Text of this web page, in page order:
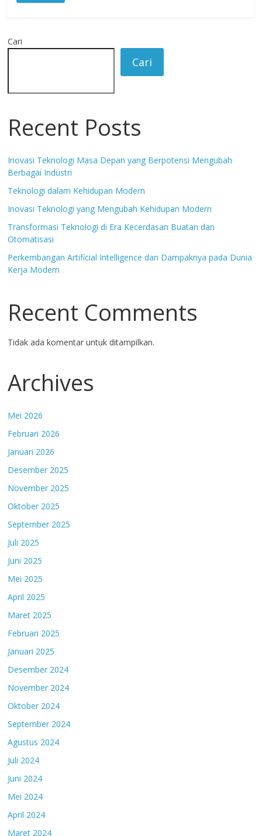
Cari
Cari
Recent Posts
Inovasi Teknologi Masa Depan yang Berpotensi Mengubah
Berbagai Industri
Teknologi dalam Kehidupan Modern
Inovasi Teknologi yang Mengubah Kehidupan Modern
Transformasi Teknologi di Era Kecerdasan Buatan dan
Otomatisasi
Perkembangan Artificial Intelligence dan Dampaknya pada Dunia
Kerja Modern
Recent Comments
Tidak ada komentar untuk ditampilkan.
Archives
Mei 2026
Februari 2026
Januari 2026
Desember 2025
November 2025
Oktober 2025
September 2025
Juli 2025
Juni 2025
Mei 2025
April 2025
Maret 2025
Februari 2025
Januari 2025
Desember 2024
November 2024
Oktober 2024
September 2024
Agustus 2024
Juli 2024
Juni 2024
Mei 2024
April 2024
Maret 2024